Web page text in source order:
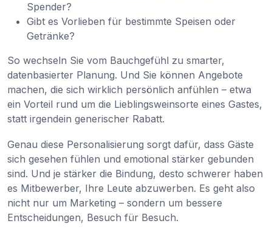
Spender?
Gibt es Vorlieben für bestimmte Speisen oder
Getränke?
So wechseln Sie vom Bauchgefühl zu smarter,
datenbasierter Planung. Und Sie können Angebote
machen, die sich wirklich persönlich anfühlen – etwa
ein Vorteil rund um die Lieblingsweinsorte eines Gastes,
statt irgendein generischer Rabatt.
Genau diese Personalisierung sorgt dafür, dass Gäste
sich gesehen fühlen und emotional stärker gebunden
sind. Und je stärker die Bindung, desto schwerer haben
es Mitbewerber, Ihre Leute abzuwerben. Es geht also
nicht nur um Marketing – sondern um bessere
Entscheidungen, Besuch für Besuch.